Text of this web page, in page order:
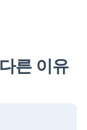
른 이유